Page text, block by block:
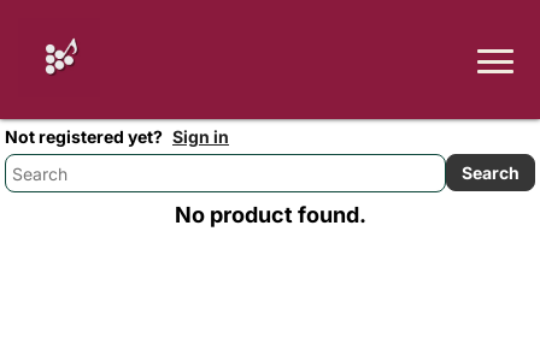
Not registered yet? Sign in
No product found.